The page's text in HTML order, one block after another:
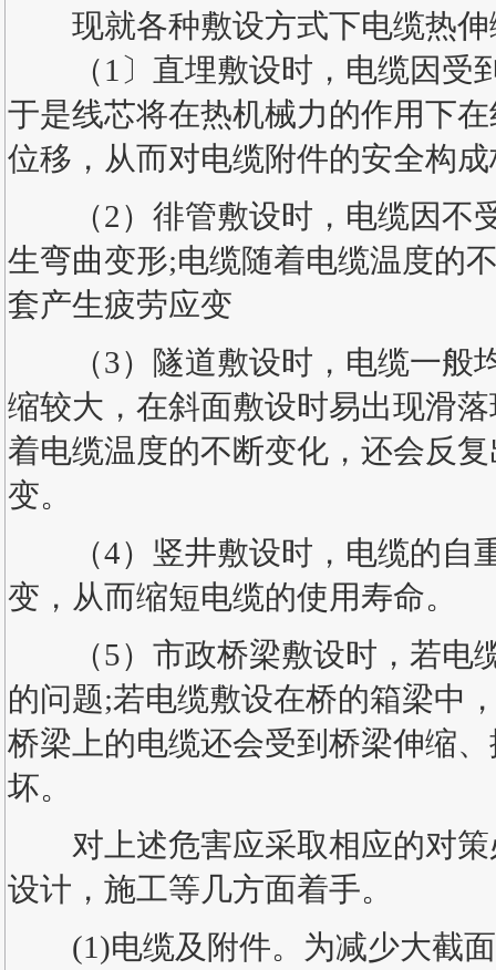
现就各种敷设方式下电缆热伸
（1〕直埋敷设时，电缆因受
于是线芯将在热机械力的作用下
位移，从而对电缆附件的安全构
（2）徘管敷设时，电缆因不
生弯曲变形;电缆随着电缆温度的
套产生疲劳应变
（3）隧道敷设时，电缆一般
缩较大，在斜面敷设时易出现滑
着电缆温度的不断变化，还会反
变。
（4）竖井敷设时，电缆的自
变，从而缩短电缆的使用寿命。
（5）市政桥梁敷设时，若电
的问题;若电缆敷设在桥的箱梁中
桥梁上的电缆还会受到桥梁伸缩
坏。
对上述危害应采取相应的对策
设计，施工等几方面着手。
(1)电缆及附件。为减少大截面